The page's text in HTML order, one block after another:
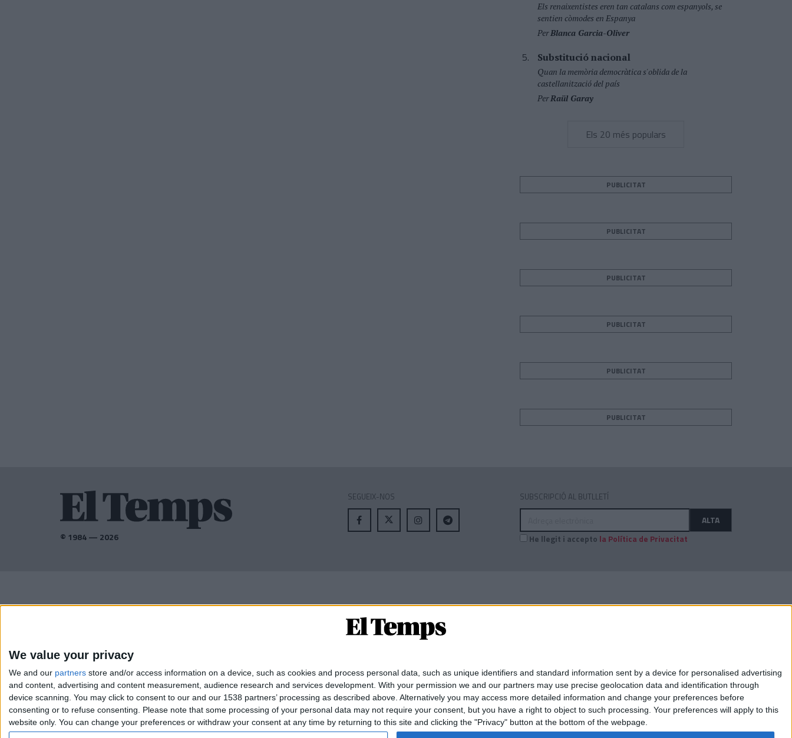
We value your privacy
We and our partners store and/or access information on a device, such as cookies and process personal data, such as unique identifiers and standard information sent by a device for personalised advertising
and content, advertising and content measurement, audience research and services development. With your permission we and our partners may use precise geolocation data and identification through
device scanning. You may click to consent to our and our 1538 partners’ processing as described above. Alternatively you may access more detailed information and change your preferences before
consenting or to refuse consenting.
Please note that some processing of your personal data may not require your consent, but you have a right to object to such processing. Your preferences will apply to this
website only. You can change your preferences or withdraw your consent at any time by returning to this site and clicking the "Privacy" button at the bottom of the webpage.
Els renaixentistes eren tan catalans com espanyols, se
sentien còmodes en Espanya
PerBlanca Garcia-Oliver
Substitució nacional
Quan la memòria democràtica s'oblida de la
castellanització del país
PerRaül Garay
Els 20 més populars
PUBLICITAT
PUBLICITAT
PUBLICITAT
PUBLICITAT
PUBLICITAT
PUBLICITAT
© 1984 — 2026
SEGUEIX-NOS SUBSCRIPCIÓ AL BUTLLETÍ
Adreça
ALTA
He llegit i accepto la Política de Privacitat